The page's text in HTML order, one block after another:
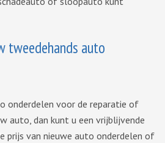
tweedehands auto
onderdelen voor de reparatie of
auto, dan kunt u een vrijblijvende
prijs van nieuwe auto onderdelen of